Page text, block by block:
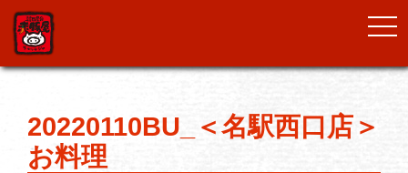
20220110BU_＜名駅西口店＞
お料理